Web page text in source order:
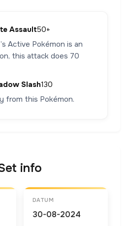
Assault50+
Active Pokémon is an
this attack does 70
Slash130
from this Pokémon.
info
DATUM
30-08-2024